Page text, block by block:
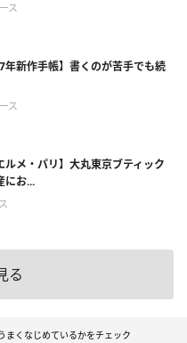
ス
年新作手帳】書くのが苦手でも続
ス
ルメ・パリ】大丸東京ブティック
お...
る
まくなじめているかをチェック